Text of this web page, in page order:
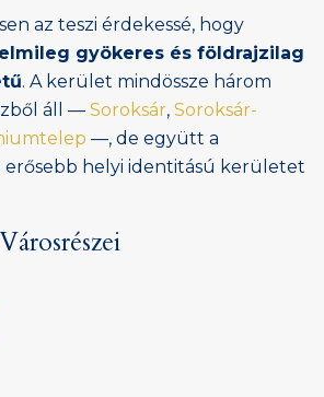
az teszi érdekessé, hogy
gyökeres és földrajzilag
. A kerület mindössze három
áll — Soroksár, Soroksár-
—, de együtt a
erősebb helyi identitású kerületet